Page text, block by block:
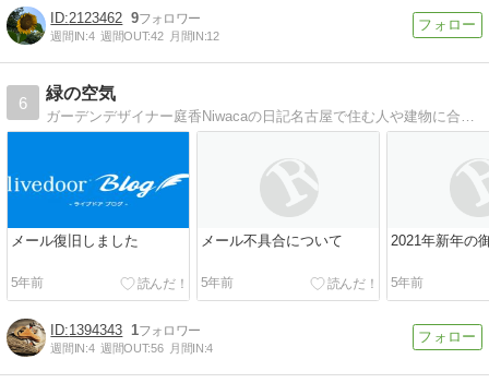
2123462 9
週間IN:4 週間OUT:42 月間IN:12
6
緑の空気
メール復旧しました
5年前
メール不具合について
5年前
2021年新年の
5年前
1394343 1
週間IN:4 週間OUT:56 月間IN:4